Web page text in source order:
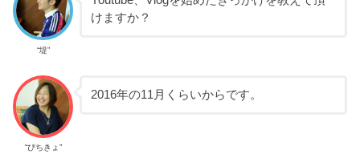
“堤”
けますか？
“ぴちきょ”
2016年の11月くらいからです。